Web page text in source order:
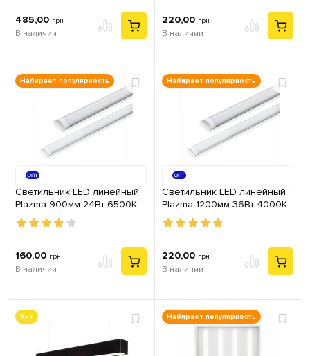
485,00 грн
В наличии
220,00 грн
В наличии
Набирает популярность
Cветильник LED линейный
Plazma 900мм 24Вт 6500K
160,00 грн
В наличии
Набирает популярность
Cветильник LED линейный
Plazma 1200мм 36Вт 4000K
220,00 грн
В наличии
Хит Набирает популярность